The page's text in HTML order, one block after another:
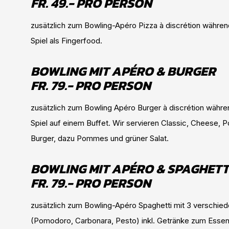
zusätzlich zum Bowling-Apéro Pizza à discrétion
Spiel als Fingerfood.
BOWLING MIT APÉRO & BURGER
FR. 79.- PRO PERSON
zusätzlich zum Bowling Apéro Burger à discrétion
Spiel auf einem Buffet. Wir servieren Classic, Cheese,
Burger, dazu Pommes und grüner Salat.
BOWLING MIT APÉRO &
FR. 79.- PRO PERSON
zusätzlich zum Bowling-Apéro Spaghetti mit 3
(Pomodoro, Carbonara, Pesto) inkl. Getränke zum